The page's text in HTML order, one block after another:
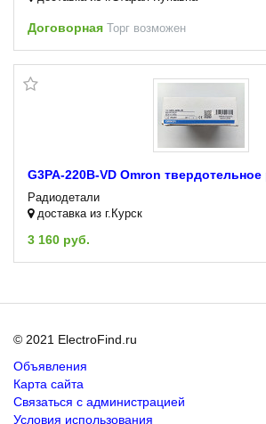
Договорная Торг возможен
G3PA-220B-VD Omron твердотельное
Радиодетали
доставка из г.Курск
3 160 руб.
© 2021 ElectroFind.ru
Объявления
Карта сайта
Связаться с администрацией
Условия использования